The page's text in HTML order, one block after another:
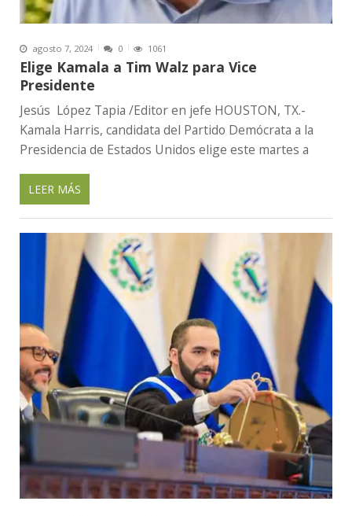
agosto 7, 2024 0 1061
Elige Kamala a Tim Walz para Vice
Presidente
Jesús López Tapia /Editor en jefe HOUSTON, TX.-
Kamala Harris, candidata del Partido Demócrata a la
Presidencia de Estados Unidos elige este martes a
LEER MÁS